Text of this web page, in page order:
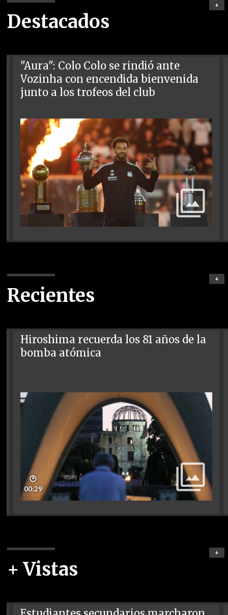
Destacados
+
"Aura": Colo Colo se rindió ante
Vozinha con encendida bienvenida
junto a los trofeos del club
Recientes
+
Hiroshima recuerda los 81 años de la
bomba atómica
🕑
00:29
+ Vistas
+